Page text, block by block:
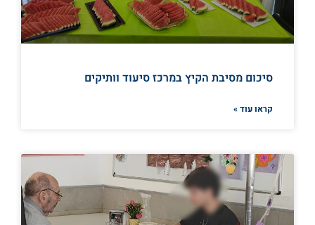
סיכום מסיבת הקיץ במרכז סיעוד וותיקים
קראו עוד »